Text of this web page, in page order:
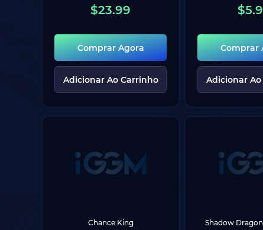
$23.99
Comprar Agora
Adicionar Ao Carrinho
$
Comprar
Adicionar
Chance King Shadow